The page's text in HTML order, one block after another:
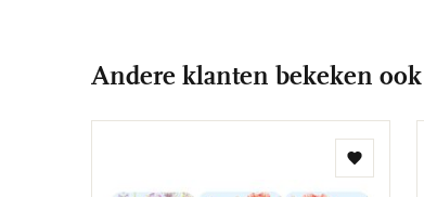
Andere klanten bekeken ook
Toevoegen